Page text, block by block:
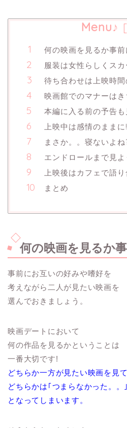
Menu♪ [
何の映画を見るか事前
服装は女性らしくスカ
待ち合わせは上映時
映画館でのマナーはき
本編に入る前の予告も
上映中は感情のままに!
まさか。。寝ないよね
エンドロールまで見よ
上映後はカフェで語り
まとめ
何の映画を見るか
事前にお互いの好みや嗜好を
考えながら二人が見たい映画を
選んでおきましょう。
映画デートにおいて
何の作品を見るかということは
一番大切です!
どちらか一方が見たい映画を見
どちらかは｢つまらなかった。。｣
となってしまいます。